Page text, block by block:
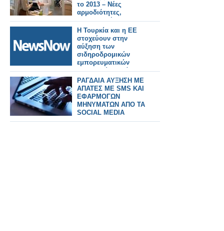
το 2013 – Νέες
αρμοδιότητες,
τηλεϊατρική και
υπηρεσίες
Η Τουρκία και η ΕΕ
στοχεύουν στην
αύξηση των
σιδηροδρομικών
εμπορευματικών
μεταφορών κατά
μήκος του Μεσαίου
Διαδρόμου.
ΡΑΓΔΑΙΑ ΑΥΞΗΣΗ ΜΕ
ΑΠΑΤΕΣ ΜΕ SMS ΚΑΙ
ΕΦΑΡΜΟΓΩΝ
ΜΗΝΥΜΑΤΩΝ ΑΠΟ ΤΑ
SOCIAL MEDIA